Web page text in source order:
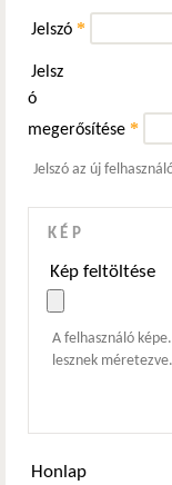
Jelszó *
Jelsz
ó
megerősítése *
Jelszó az új
KÉP
Kép feltöltése
A felhasználó
lesznek
Honlap